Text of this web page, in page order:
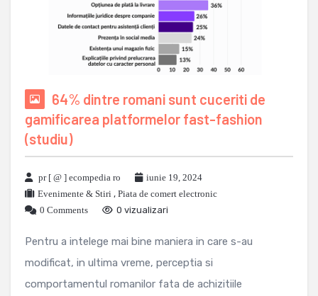
64% dintre romani sunt cuceriti de
gamificarea platformelor fast-fashion
(studiu)
pr [ @ ] ecompedia ro
iunie 19, 2024
Evenimente & Stiri , Piata de comert electronic
0 Comments
0 vizualizari
Pentru a intelege mai bine maniera in care s-au
modificat, in ultima vreme, perceptia si
comportamentul romanilor fata de achizitiile